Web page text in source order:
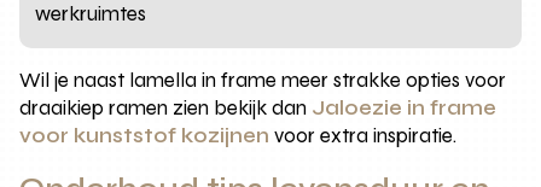
werkruimtes
Wil je naast lamella in frame meer strakke opties voor
draaikiep ramen zien bekijk dan Jaloezie in frame
voor kunststof kozijnen voor extra inspiratie.